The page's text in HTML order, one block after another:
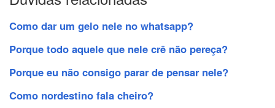
Como dar um gelo nele no whatsapp?
Porque todo aquele que nele crê não pereça?
Porque eu não consigo parar de pensar nele?
Como nordestino fala cheiro?